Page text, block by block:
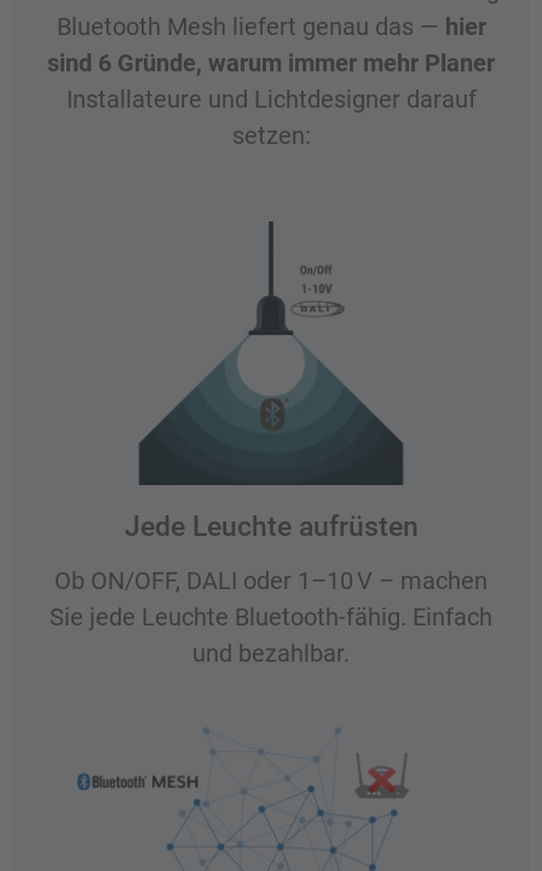
Bluetooth Mesh liefert genau das — hier
sind 6 Gründe, warum immer mehr Planer
Installateure und Lichtdesigner darauf
setzen:
Jede Leuchte aufrüsten
Ob ON/OFF, DALI oder 1–10 V – machen
Sie jede Leuchte Bluetooth-fähig. Einfach
und bezahlbar.